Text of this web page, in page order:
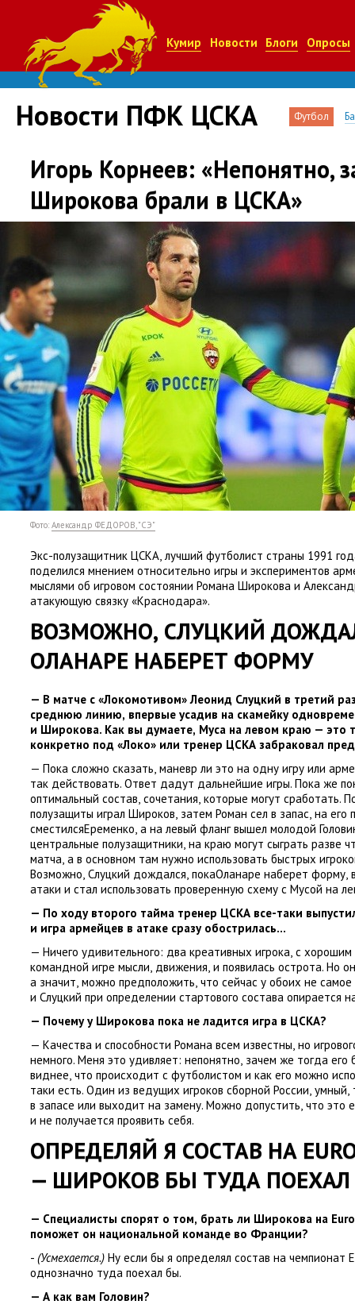
Кумир Новости Блоги Опросы
Новости ПФК ЦСКА Футбол
Игорь Корнеев: «Непонятно,
Широкова брали в ЦСКА»
Фото: Александр ФЕДОРОВ, "СЭ"
Экс-полузащитник ЦСКА, лучший футболист страны 1991
поделился мнением относительно игры и экспериментов
мыслями об игровом состоянии Романа Широкова и
атакующую связку «Краснодара».
ВОЗМОЖНО, СЛУЦКИЙ
ОЛАНАРЕ НАБЕРЕТ ФОРМУ
— В матче с «Локомотивом» Леонид Слуцкий в третий
среднюю линию, впервые усадив на скамейку
и Широкова. Как вы думаете, Муса на левом краю — это
конкретно под «Локо» или тренер ЦСКА забраковал
— Пока сложно сказать, маневр ли это на одну игру или
так действовать. Ответ дадут дальнейшие игры. Пока же
оптимальный состав, сочетания, которые могут сработать.
полузащиты играл Широков, затем Роман сел в запас, на его
сместилсяЕременко, а на левый фланг вышел молодой
центральные полузащитники, на краю могут сыграть разве
матча, а в основном там нужно использовать быстрых
Возможно, Слуцкий дождался, покаОланаре наберет форму,
атаки и стал использовать проверенную схему с Мусой на
— По ходу второго тайма тренер ЦСКА все-таки
и игра армейцев в атаке сразу обострилась…
— Ничего удивительного: два креативных игрока, с хорошим
командной игре мысли, движения, и появилась острота. Но
а значит, можно предположить, что сейчас у обоих не
и Слуцкий при определении стартового состава опирается
— Почему у Широкова пока не ладится игра в ЦСКА?
— Качества и способности Романа всем известны, но
немного. Меня это удивляет: непонятно, зачем же тогда его
виднее, что происходит с футболистом и как его можно
таки есть. Один из ведущих игроков сборной России, умный,
в запасе или выходит на замену. Можно допустить, что это
и не получается проявить себя.
ОПРЕДЕЛЯЙ Я СОСТАВ НА
— ШИРОКОВ БЫ ТУДА ПОЕХАЛ
— Специалисты спорят о том, брать ли Широкова на Euro
поможет он национальной команде во Франции?
- (Усмехается.) Ну если бы я определял состав на чемпионат
однозначно туда поехал бы.
— А как вам Головин?